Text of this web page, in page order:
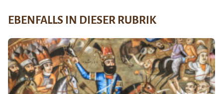
EBENFALLS IN DIESER RUBRIK